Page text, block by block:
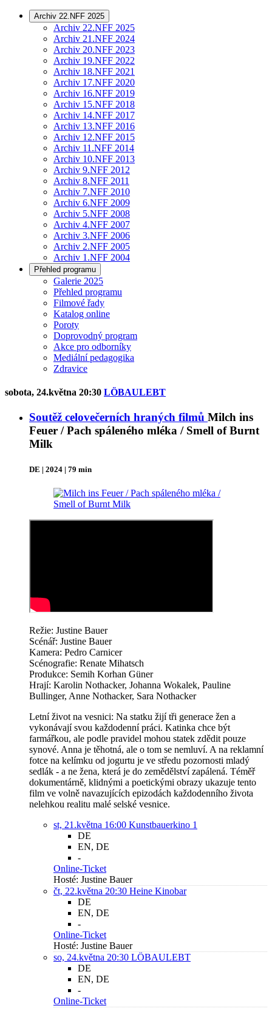
Archiv 22.NFF 2025
Archiv 22.NFF 2025
Archiv 21.NFF 2024
Archiv 20.NFF 2023
Archiv 19.NFF 2022
Archiv 18.NFF 2021
Archiv 17.NFF 2020
Archiv 16.NFF 2019
Archiv 15.NFF 2018
Archiv 14.NFF 2017
Archiv 13.NFF 2016
Archiv 12.NFF 2015
Archiv 11.NFF 2014
Archiv 10.NFF 2013
Archiv 9.NFF 2012
Archiv 8.NFF 2011
Archiv 7.NFF 2010
Archiv 6.NFF 2009
Archiv 5.NFF 2008
Archiv 4.NFF 2007
Archiv 3.NFF 2006
Archiv 2.NFF 2005
Archiv 1.NFF 2004
Přehled programu
Galerie 2025
Přehled programu
Filmové řady
Katalog online
Poroty
Doprovodný program
Akce pro odborníky
Mediální pedagogika
Zdravice
sobota, 24.května 20:30 LÖBAULEBT
Soutěž celovečerních hraných filmů Milch ins
Feuer / Pach spáleného mléka / Smell of Burnt
Milk
DE | 2024 | 79 min
Režie: Justine Bauer
Scénář: Justine Bauer
Kamera: Pedro Carnicer
Scénografie: Renate Mihatsch
Produkce: Semih Korhan Güner
Hrají: Karolin Nothacker, Johanna Wokalek, Pauline
Bullinger, Anne Nothacker, Sara Nothacker
Letní život na vesnici: Na statku žijí tři generace žen a
vykonávají svou každodenní práci. Katinka chce být
farmářkou, ale podle pravidel mohou statek zdědit pouze
synové. Anna je těhotná, ale o tom se nemluví. A na reklamní
fotce na kelímku od jogurtu je ve středu pozornosti mladý
sedlák - a ne žena, která je do zemědělství zapálená. Téměř
dokumentárně, klidnými a poetickými obrazy ukazuje tento
film ve volně navazujících epizodách každodenního života
nelehkou realitu malé selské vesnice.
st, 21.května 16:00 Kunstbauerkino 1
DE
EN, DE
-
Online-Ticket
Hosté: Justine Bauer
čt, 22.května 20:30 Heine Kinobar
DE
EN, DE
-
Online-Ticket
Hosté: Justine Bauer
so, 24.května 20:30 LÖBAULEBT
DE
EN, DE
-
Online-Ticket